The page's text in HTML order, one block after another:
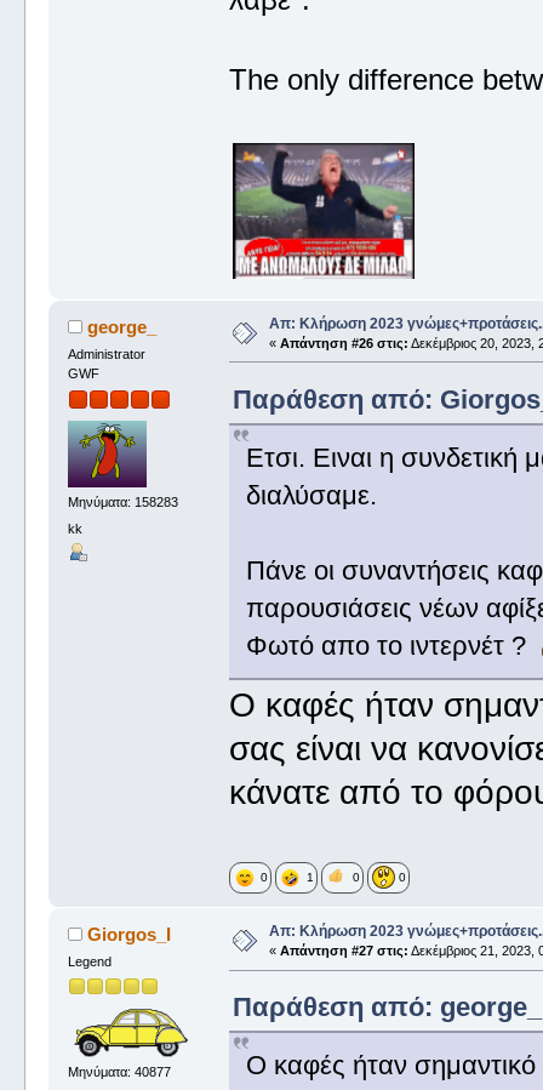
The only difference
george_
Administrator
GWF
Μηνύματα: 158283
kk
Απ: Κλήρωση 2023
« Απάντηση #26 στις: Δεκέμβριος 20, 2023,
Παράθεση από:
Ετσι. Ειναι η
διαλύσαμε.
Πάνε οι συναντήσεις
παρουσιάσεις νέων
Φωτό απο το ιντερνέτ ?
Ο καφές ήταν
σας είναι να
κάνατε από το
0 1 0 0
Giorgos_I
Legend
Μηνύματα: 40877
Απ: Κλήρωση 2023
« Απάντηση #27 στις: Δεκέμβριος 21, 2023,
Παράθεση από: george_
Ο καφές ήταν σημαντικό